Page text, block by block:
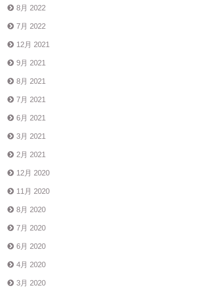
8月 2022
7月 2022
12月 2021
9月 2021
8月 2021
7月 2021
6月 2021
3月 2021
2月 2021
12月 2020
11月 2020
8月 2020
7月 2020
6月 2020
4月 2020
3月 2020